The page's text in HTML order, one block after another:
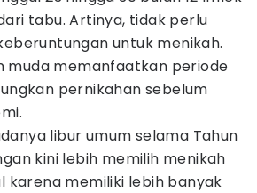
tabu. Artinya, tidak perlu
untuk menikah.
muda memanfaatkan periode
pernikahan sebelum
libur umum selama Tahun
kini lebih memilih menikah
karena memiliki lebih banyak